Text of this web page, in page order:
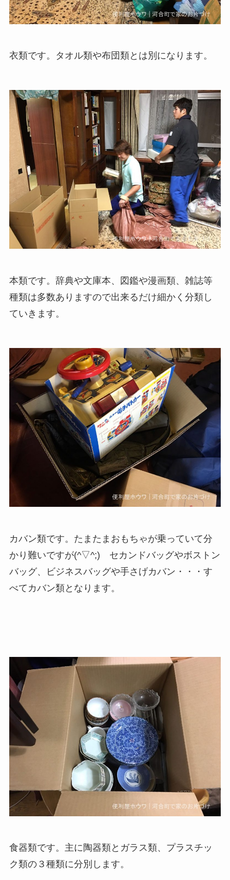
衣類です。タオル類や布団類とは別になります。
本類です。辞典や文庫本、図鑑や漫画類、雑誌等
種類は多数ありますので出来るだけ細かく分類し
ていきます。
カバン類です。たまたまおもちゃが乗っていて分
かり難いですが(^▽^;) セカンドバッグやボストン
バッグ、ビジネスバッグや手さげカバン・・・す
べてカバン類となります。
食器類です。主に陶器類とガラス類、プラスチッ
ク類の３種類に分別します。